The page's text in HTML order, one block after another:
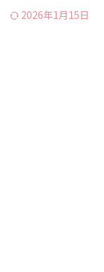
2026年1月15日